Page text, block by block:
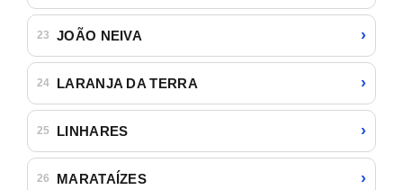
23 JOÃO NEIVA ›
24 LARANJA DA TERRA ›
25 LINHARES ›
26 MARATAÍZES ›